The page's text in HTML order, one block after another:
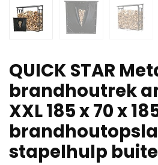
QUICK STAR
brandhoutrek
XXL 185 x 70 x
stapelhulp